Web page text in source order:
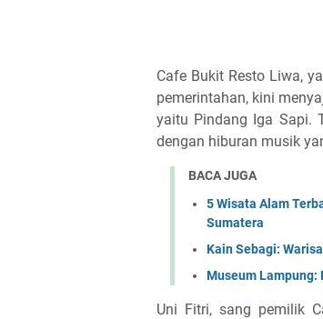
Cafe Bukit Resto Liwa,
pemerintahan, kini
yaitu Pindang Iga Sapi.
dengan hiburan musik
BACA JUGA
5 Wisata Alam
Sumatera
Kain Sebagi:
Museum Lampung:
Uni Fitri, sang pemilik